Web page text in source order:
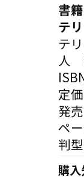
書
テ
テ
人
定
発
ペ
判
購